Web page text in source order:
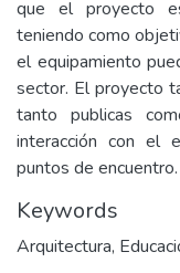
que el proyecto
teniendo como
el equipamiento
sector. El proyecto
tanto publicas
interacción con el
puntos de encuentro.
Keywords
Arquitectura,